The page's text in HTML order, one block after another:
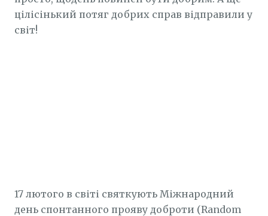
цілісінький потяг добрих справ відправили у
світ!
17 лютого в світі святкують Міжнародний
день спонтанного прояву доброти (Random